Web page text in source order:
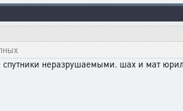
спутники неразрушаемыми. шах и мат